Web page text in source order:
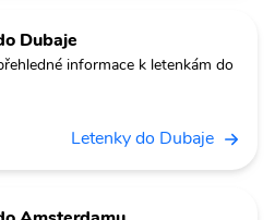
Dubaje
informace k letenkám do
Letenky do Dubaje